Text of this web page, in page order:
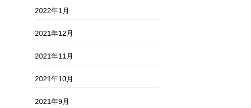
2022年1月
2021年12月
2021年11月
2021年10月
2021年9月